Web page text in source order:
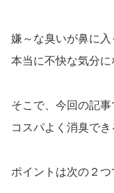
嫌～な臭いが鼻に入
本当に不快な気分に
そこで、今回の記事
コスパよく消臭でき
ポイントは次の２つ